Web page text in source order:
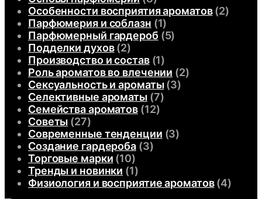
Особенности восприятия ароматов(2)
Парфюмерия и соблазн (1)
Парфюмерный гардероб (5)
Подделки духов(2)
Производство и состав(1)
Роль ароматов во влечении (2)
Сексуальность и ароматы(3)
Селективные ароматы(7)
Семейства ароматов(12)
Советы (27)
Современные тенденции (3)
Создание гардероба(3)
Торговые марки (10)
Тренды и новинки (1)
Физиология и восприятие ароматов(4)